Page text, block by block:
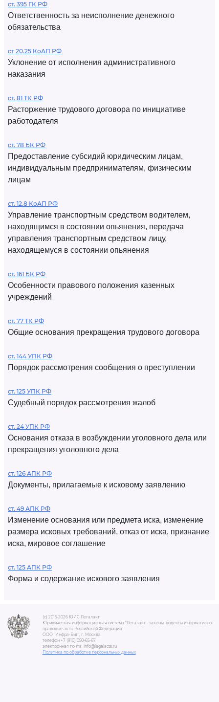
ст. 395 ГК РФ
Ответственность за неисполнение денежного
обязательства
ст 20.25 КоАП РФ
Уклонение от исполнения административного
наказания
ст. 81 ТК РФ
Расторжение трудового договора по инициативе
работодателя
ст. 78 БК РФ
Предоставление субсидий юридическим лицам,
индивидуальным предпринимателям, физическим
лицам
ст. 12.8 КоАП РФ
Управление транспортным средством водителем,
находящимся в состоянии опьянения, передача
управления транспортным средством лицу,
находящемуся в состоянии опьянения
ст. 161 БК РФ
Особенности правового положения казенных
учреждений
ст. 77 ТК РФ
Общие основания прекращения трудового договора
ст. 144 УПК РФ
Порядок рассмотрения сообщения о преступлении
ст. 125 УПК РФ
Судебный порядок рассмотрения жалоб
ст. 24 УПК РФ
Основания отказа в возбуждении уголовного дела или
прекращения уголовного дела
ст. 126 АПК РФ
Документы, прилагаемые к исковому заявлению
ст. 49 АПК РФ
Изменение основания или предмета иска, изменение
размера исковых требований, отказ от иска, признание
иска, мировое соглашение
ст. 125 АПК РФ
Форма и содержание искового заявления
(c) 2015-2026 ЮИС Легалакт
Юридическая информационная система "Легалакт - законы, кодексы и нормативно-
правовые акты Российской Федерации"
ООО "Инфра-Бит", г. Москва.
телефон +7 (910) 050-65-67
электронная почта: info@legalacts.ru
Политика по обработке персональных данных